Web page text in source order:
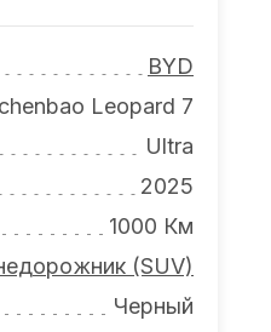
BYD
Leopard 7
Ultra
2025
1000 Км
(SUV)
Черный